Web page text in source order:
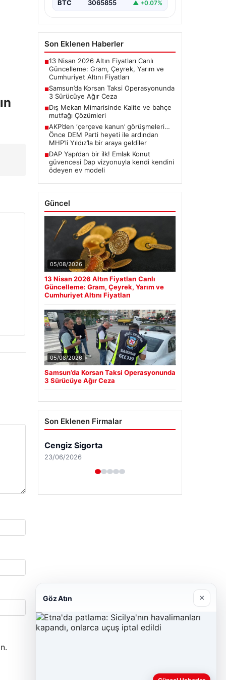
BTC 3065855 ▲ +0.07%
Son Eklenen Haberler
■13 Nisan 2026 Altın Fiyatları Canlı
Güncelleme: Gram, Çeyrek, Yarım ve
Cumhuriyet Altını Fiyatları
■Samsun’da Korsan Taksi Operasyonunda
3 Sürücüye Ağır Ceza
■Dış Mekan Mimarisinde Kalite ve bahçe
mutfağı Çözümleri
■AKP’den ‘çerçeve kanun’ görüşmeleri…
Önce DEM Parti heyeti ile ardından
MHP’li Yıldız’la bir araya geldiler
■DAP Yapı’dan bir ilk! Emlak Konut
güvencesi Dap vizyonuyla kendi kendini
ödeyen ev modeli
Güncel
05/08/2026
13 Nisan 2026 Altın Fiyatları Canlı
Güncelleme: Gram, Çeyrek, Yarım ve
Cumhuriyet Altını Fiyatları
05/08/2026
Samsun’da Korsan Taksi Operasyonunda
3 Sürücüye Ağır Ceza
Son Eklenen Firmalar
Göz Atın ×